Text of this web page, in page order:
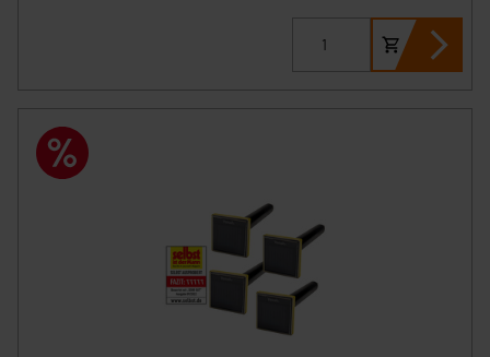
insbesondere der Art der übermittelten Daten,